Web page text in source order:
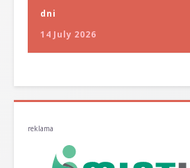
dni
14 July 2026
reklama